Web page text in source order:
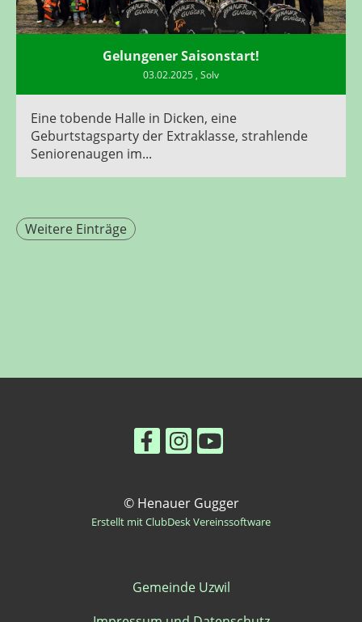
Gelungener Saisonstart!
03.02.2025, Solv
Eine tobende Halle in Dicken, eine
Geburtstagsparty der Extraklasse, strahlende
Seniorenaugen im...
Weitere Einträge
© Henauer Gugger
Erstellt mit ClubDesk Vereinssoftware
Gemeinde Uzwil